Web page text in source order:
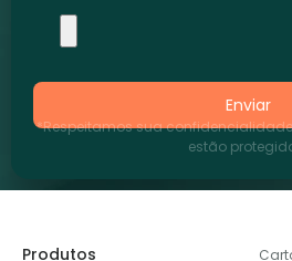
Enviar
*Respeitamos sua
estão
Produtos